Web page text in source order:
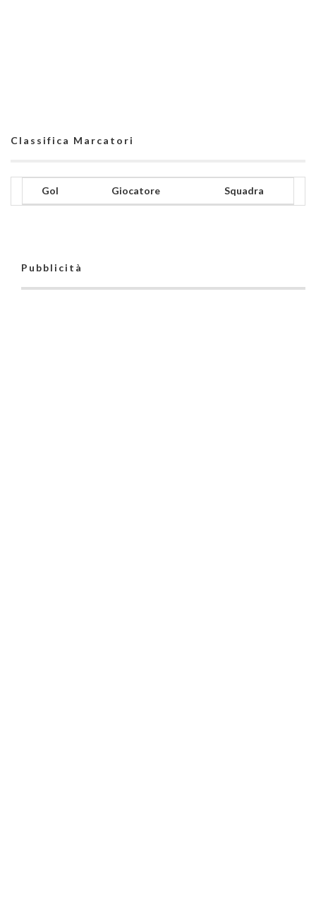
Classifica Marcatori
Gol Giocatore Squadra
Pubblicità